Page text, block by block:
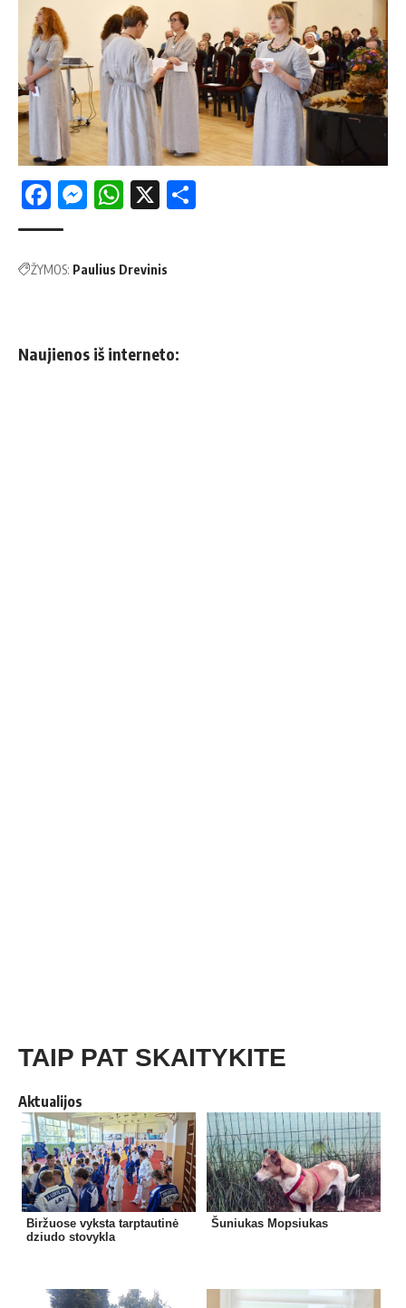
Facebook
Messenger
WhatsApp
X
ŽYMOS: Paulius Drevinis
Naujienos iš interneto:
TAIP PAT SKAITYKITE
Aktualijos
Biržuose vyksta tarptautinė
dziudo stovykla
Šuniukas Mopsiukas